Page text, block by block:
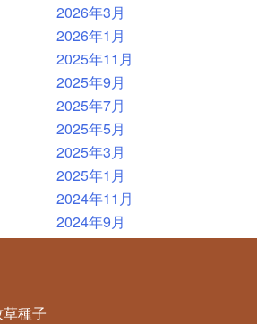
2026年3月
2026年1月
2025年11月
2025年9月
2025年7月
2025年5月
2025年3月
2025年1月
2024年11月
2024年9月
種子